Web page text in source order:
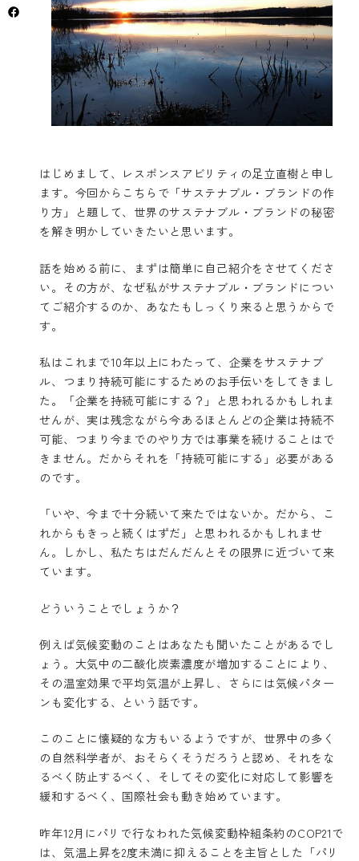
はじめまして、レスポンスアビリティの足立直樹と申し
ます。今回からこちらで「サステナブル・ブランドの作
り方」と題して、世界のサステナブル・ブランドの秘密
を解き明かしていきたいと思います。
話を始める前に、まずは簡単に自己紹介をさせてくださ
い。その方が、なぜ私がサステナブル・ブランドについ
てご紹介するのか、あなたもしっくり来ると思うからで
す。
私はこれまで10年以上にわたって、企業をサステナブ
ル、つまり持続可能にするためのお手伝いをしてきまし
た。「企業を持続可能にする？」と思われるかもしれま
せんが、実は残念ながら今あるほとんどの企業は持続不
可能、つまり今までのやり方では事業を続けることはで
きません。だからそれを「持続可能にする」必要がある
のです。
「いや、今まで十分続いて来たではないか。だから、こ
れからもきっと続くはずだ」と思われるかもしれませ
ん。しかし、私たちはだんだんとその限界に近づいて来
ています。
どういうことでしょうか？
例えば気候変動のことはあなたも聞いたことがあるでし
ょう。大気中の二酸化炭素濃度が増加することにより、
その温室効果で平均気温が上昇し、さらには気候パター
ンも変化する、という話です。
このことに懐疑的な方もいるようですが、世界中の多く
の自然科学者が、おそらくそうだろうと認め、それをな
るべく防止するべく、そしてその変化に対応して影響を
緩和するべく、国際社会も動き始めています。
昨年12月にパリで行なわれた気候変動枠組条約のCOP21で
は、気温上昇を2度未満に抑えることを主旨とした「パリ